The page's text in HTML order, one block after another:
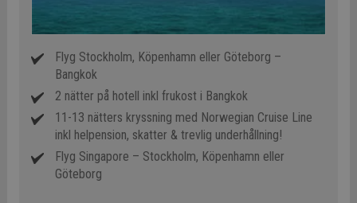
Flyg Stockholm, Köpenhamn eller Göteborg –
Bangkok
2 nätter på hotell inkl frukost i Bangkok
11-13 nätters kryssning med Norwegian Cruise Line
inkl helpension, skatter & trevlig underhållning!
Flyg Singapore – Stockholm, Köpenhamn eller
Göteborg